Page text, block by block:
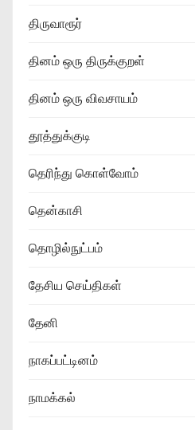
திருவாரூர்
தினம் ஒரு திருக்குறள்
தினம் ஒரு விவசாயம்
தூத்துக்குடி
தெரிந்து கொள்வோம்
தென்காசி
தொழில்நுட்பம்
தேசிய செய்திகள்
தேனி
நாகப்பட்டினம்
நாமக்கல்